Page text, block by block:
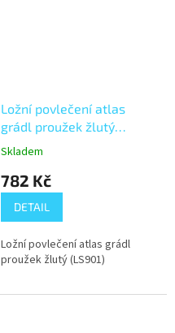
Ložní povlečení atlas
grádl proužek žlutý
(LS901) Knoflíkové 140 x
Skladem
782 Kč
DETAIL
Ložní povlečení atlas grádl
proužek žlutý (LS901)